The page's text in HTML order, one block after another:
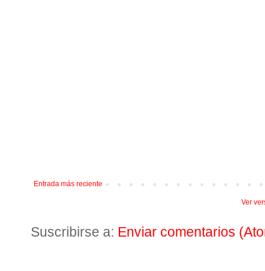
Entrada más reciente
Ver
Suscribirse a: Enviar comentarios